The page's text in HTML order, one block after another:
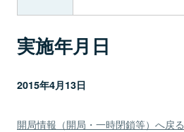
実施年月日
2015年4月13日
開局情報（開局・一時閉鎖等）へ戻る